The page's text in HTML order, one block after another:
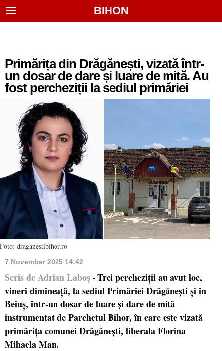
BIHON
Primărița din Drăgănești, vizată într-
un dosar de dare și luare de mită. Au
fost percheziții la sediul primăriei
Foto: draganestibihor.ro
7 November 2025 14:42
Scris de Adrian Laboș - Trei percheziții au avut loc,
vineri dimineață, la sediul Primăriei Drăgănești și în
Beiuș, într-un dosar de luare și dare de mită
instrumentat de Parchetul Bihor, în care este vizată
primărița comunei Drăgănești, liberala Florina
Mihaela Man.